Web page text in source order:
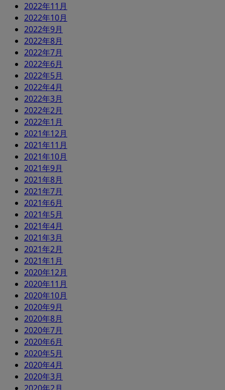
2022年11月
2022年10月
2022年9月
2022年8月
2022年7月
2022年6月
2022年5月
2022年4月
2022年3月
2022年2月
2022年1月
2021年12月
2021年11月
2021年10月
2021年9月
2021年8月
2021年7月
2021年6月
2021年5月
2021年4月
2021年3月
2021年2月
2021年1月
2020年12月
2020年11月
2020年10月
2020年9月
2020年8月
2020年7月
2020年6月
2020年5月
2020年4月
2020年3月